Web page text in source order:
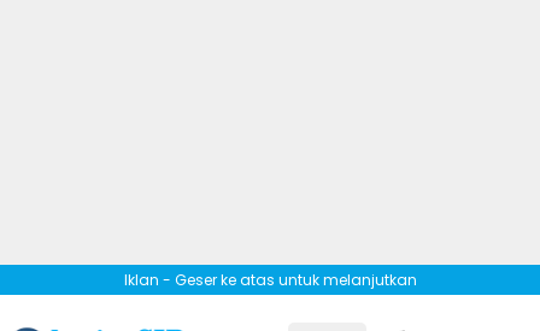
Iklan - Geser ke atas untuk melanjutkan